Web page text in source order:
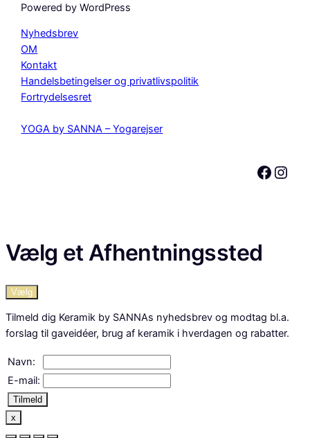
Powered by WordPress
Nyhedsbrev
OM
Kontakt
Handelsbetingelser og privatlivspolitik
Fortrydelsesret
YOGA by SANNA – Yogarejser
Facebook Instagram
Vælg et Afhentningssted
Vælg
Tilmeld dig Keramik by SANNAs nyhedsbrev og modtag bl.a.
forslag til gaveidéer, brug af keramik i hverdagen og rabatter.
Navn:
E-mail:
Tilmeld
x